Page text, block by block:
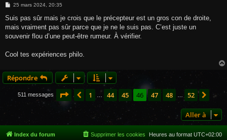
M
s
a
g
25 mars 2024, 20:35
Suis pas sûr mais je crois que le précepteur est un gros con de droite,
mais vraiment pas sûr parce que je ne le suis pas. C’est juste un
souvenir flou d’une peut-être rumeur. À vérifier.
Cool tes expériences philo.
Répondre
511 messages Page 46 sur 52
Précédente
1 44 45 46 47 48 52
Aller à
Index du forum Heures au format UTC+02:00
Supprimer les cookies